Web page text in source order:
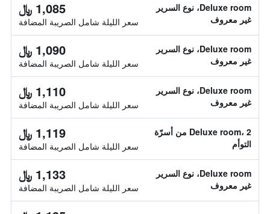
Deluxe room، نوع السرير
غير معروف
1,085 ﷼
سعر الليلة شامل الصريبة المضافة
Deluxe room، نوع السرير
غير معروف
1,090 ﷼
سعر الليلة شامل الصريبة المضافة
Deluxe room، نوع السرير
غير معروف
1,110 ﷼
سعر الليلة شامل الصريبة المضافة
Deluxe room، 2 من أسرّة
التوأم
1,119 ﷼
سعر الليلة شامل الصريبة المضافة
Deluxe room، نوع السرير
غير معروف
1,133 ﷼
سعر الليلة شامل الصريبة المضافة